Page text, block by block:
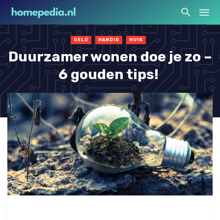
GELD HANDIG HUIS
Duurzamer wonen doe je zo –
6 gouden tips!